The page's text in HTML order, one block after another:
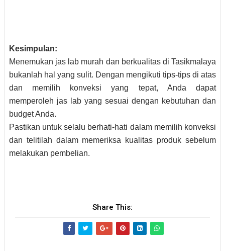
Kesimpulan:
Menemukan jas lab murah dan berkualitas di Tasikmalaya
bukanlah hal yang sulit. Dengan mengikuti tips-tips di atas
dan memilih konveksi yang tepat, Anda dapat
memperoleh jas lab yang sesuai dengan kebutuhan dan
budget Anda.
Pastikan untuk selalu berhati-hati dalam memilih konveksi
dan telitilah dalam memeriksa kualitas produk sebelum
melakukan pembelian.
Share This: